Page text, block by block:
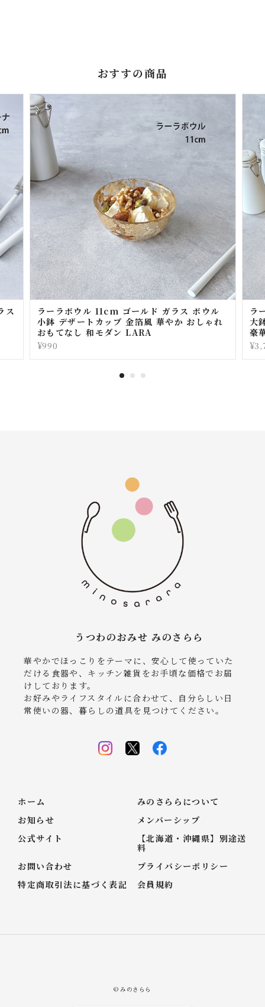
おすすの商品
ス
ラーラボウル 11cm ゴールド ガラス ボウル
小鉢 デザートカップ 金箔風 華やか おしゃれ
おもてなし 和モダン LARA
¥990
ラ
大
豪
うつわのおみせ みのさらら
華やかでほっこりをテーマに、安心して使っていた
だける食器や、キッチン雑貨をお手頃な価格でお届
けしております。
お好みやライフスタイルに合わせて、自分らしい日
常使いの器、暮らしの道具を見つけてください。
ホーム
みのさららについて
お知らせ
メンバーシップ
公式サイト
【北海道・沖縄県】別途送
料
お問い合わせ
プライバシーポリシー
特定商取引法に基づく表記
会員規約
© みのさらら